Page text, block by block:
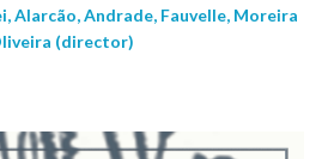
Alarcão, Andrade, Fauvelle, Moreira
(director)